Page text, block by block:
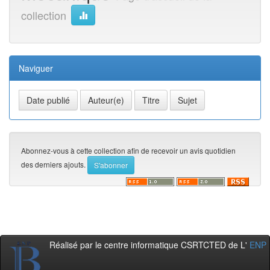
collection
Naviguer
Abonnez-vous à cette collection afin de recevoir un avis quotidien
des derniers ajouts.
Réalisé par le centre informatique CSRTCTED de L' ENP